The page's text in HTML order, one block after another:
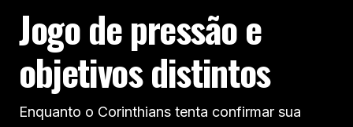
Jogo de pressão e
objetivos distintos
Enquanto o Corinthians tenta confirmar sua